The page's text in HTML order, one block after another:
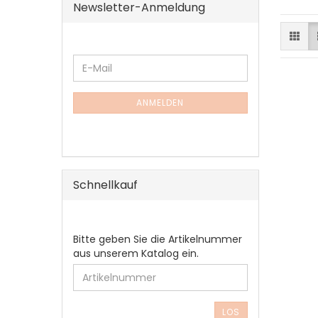
Newsletter-Anmeldung
WEITER
ZUR
NEWSLETTER-
E-
Mail
ANMELDEN
Schnellkauf
BITTE
GEBEN
SIE
DIE
ARTIKELNUMMER
Bitte geben Sie die Artikelnummer
aus unserem Katalog ein.
LOS